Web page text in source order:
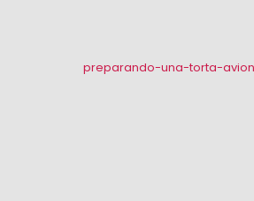
preparando-una-torta-